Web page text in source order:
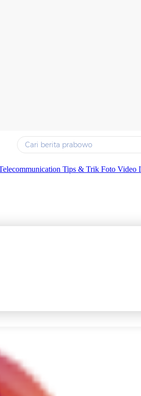
Yang sedang ramai dicari
Terakhir yang dicari
Tips & Trik Foto Video